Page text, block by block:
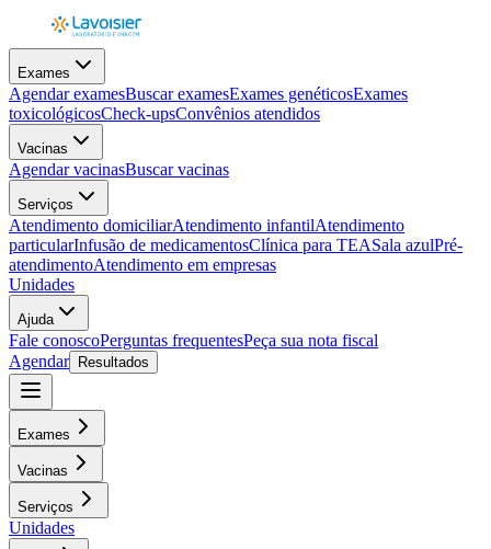
Exames
Agendar examesBuscar examesExames genéticosExames
toxicológicosCheck-upsConvênios atendidos
Vacinas
Agendar vacinasBuscar vacinas
Serviços
Atendimento domiciliarAtendimento infantilAtendimento
particularInfusão de medicamentosClínica para TEASala azulPré-
atendimentoAtendimento em empresas
Unidades
Ajuda
Fale conoscoPerguntas frequentesPeça sua nota fiscal
Agendar
Resultados
Exames
Vacinas
Serviços
Unidades